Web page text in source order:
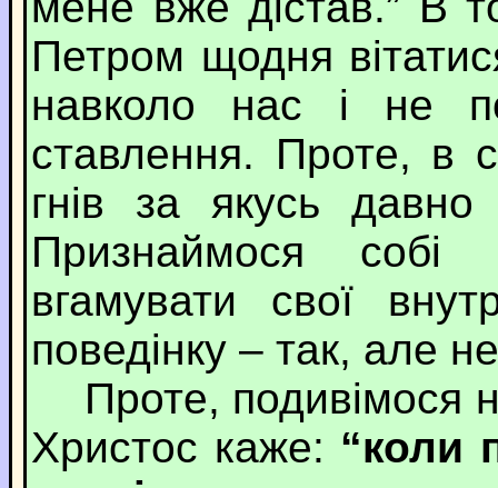
Петром щодня
навколо нас і не
ставлення. Проте, в
гнів за якусь
Признаймося
вгамувати свої
поведінку – так, але
Проте, подивімося
Христос каже: “коли